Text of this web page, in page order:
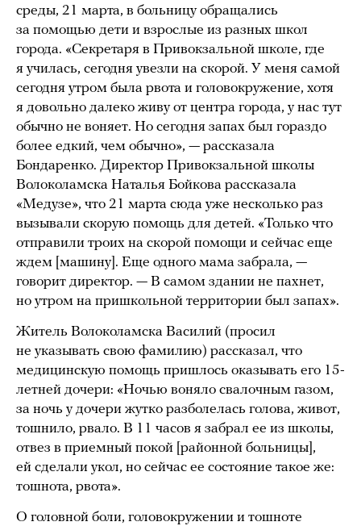
среды, 21 марта, в больницу обращались
за помощью дети и взрослые из разных школ
города. «Секретаря в Привокзальной школе, где
я училась, сегодня увезли на скорой. У меня самой
сегодня утром была рвота и головокружение, хотя
я довольно далеко живу от центра города, у нас тут
обычно не воняет. Но сегодня запах был гораздо
более едкий, чем обычно», — рассказала
Бондаренко. Директор Привокзальной школы
Волоколамска Наталья Бойкова рассказала
«Медузе», что 21 марта сюда уже несколько раз
вызывали скорую помощь для детей. «Только что
отправили троих на скорой помощи и сейчас еще
ждем [машину]. Еще одного мама забрала, —
говорит директор. — В самом здании не пахнет,
но утром на пришкольной территории был запах».
Житель Волоколамска Василий (просил
не указывать свою фамилию) рассказал, что
медицинскую помощь пришлось оказывать его 15-
летней дочери: «Ночью воняло свалочным газом,
за ночь у дочери жутко разболелась голова, живот,
тошнило, рвало. В 11 часов я забрал ее из школы,
отвез в приемный покой [районной больницы],
ей сделали укол, но сейчас ее состояние такое же:
тошнота, рвота».
О головной боли, головокружении и тошноте